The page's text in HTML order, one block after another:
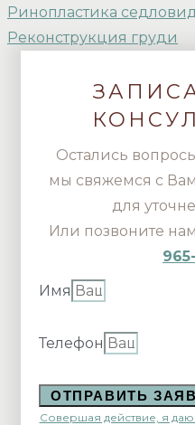
Ринопластика
Реконструкция груди
Остались
мы свяжемся с
для
Или позвоните
Имя
Телефон
ОТПРАВИТЬ
Совершая действие, я